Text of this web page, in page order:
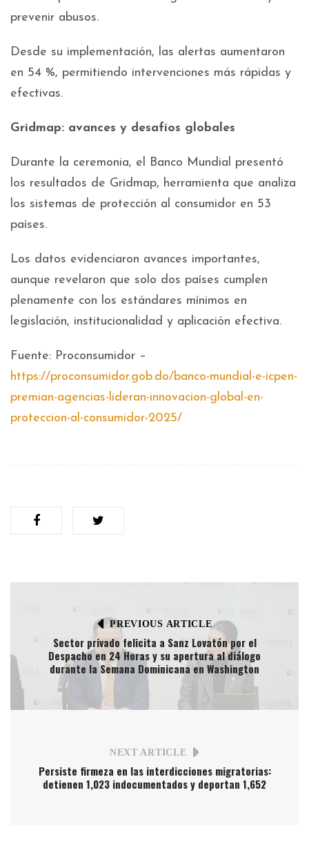
prevenir abusos.
Desde su implementación, las alertas aumentaron
en 54 %, permitiendo intervenciones más rápidas y
efectivas.
Gridmap: avances y desafíos globales
Durante la ceremonia, el Banco Mundial presentó
los resultados de Gridmap, herramienta que analiza
los sistemas de protección al consumidor en 53
países.
Los datos evidenciaron avances importantes,
aunque revelaron que solo dos países cumplen
plenamente con los estándares mínimos en
legislación, institucionalidad y aplicación efectiva.
Fuente: Proconsumidor –
https://proconsumidor.gob.do/banco-mundial-e-icpen-
premian-agencias-lideran-innovacion-global-en-
proteccion-al-consumidor-2025/
PREVIOUS ARTICLE
Sector privado felicita a Sanz Lovatón por el
Despacho en 24 Horas y su apertura al diálogo
durante la Semana Dominicana en Washington
NEXT ARTICLE
Persiste firmeza en las interdicciones migratorias:
detienen 1,023 indocumentados y deportan 1,652